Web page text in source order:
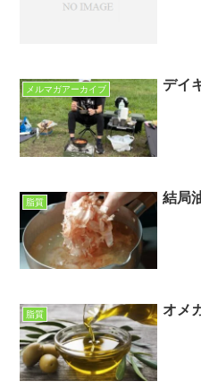
メルマガアーカイブ デイ
脂質 結局
脂質 オメ